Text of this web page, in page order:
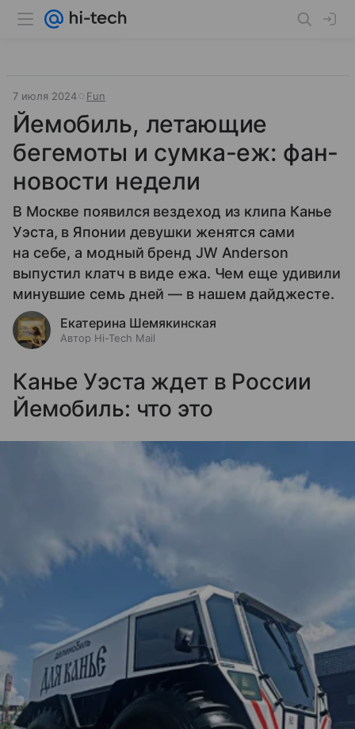
7 июля 2024 Fun
Йемобиль, летающие
бегемоты и сумка-еж: фан-
новости недели
В Москве появился вездеход из клипа Канье
Уэста, в Японии девушки женятся сами
на себе, а модный бренд JW Anderson
выпустил клатч в виде ежа. Чем еще удивили
минувшие семь дней — в нашем дайджесте.
Екатерина Шемякинская
Автор Hi-Tech Mail
Канье Уэста ждет в России
Йемобиль: что это